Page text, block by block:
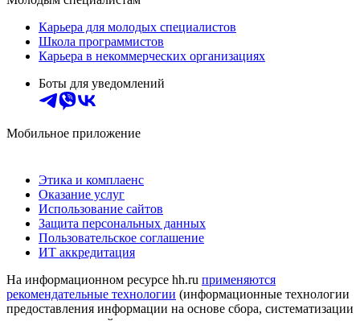
Карьера для молодых специалистов
Школа программистов
Карьера в некоммерческих организациях
Боты для уведомлений
Мобильное приложение
Этика и комплаенс
Оказание услуг
Использование сайтов
Защита персональных данных
Пользовательское соглашение
ИТ аккредитация
На информационном ресурсе hh.ru применяются
рекомендательные технологии (информационные технологии
предоставления информации на основе сбора, систематизации